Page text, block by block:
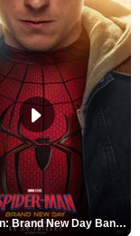
Spider-Man: Brand New Day Bande-annonce VO STFR